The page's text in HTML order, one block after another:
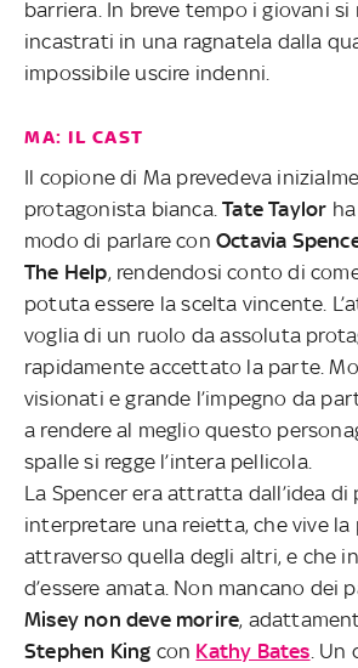
barriera. In breve tempo i giovani
incastrati in una ragnatela dalla
impossibile uscire indenni.
MA: IL CAST
Il copione di Ma prevedeva
protagonista bianca.Tate Taylor
modo di parlare con Octavia
The Help, rendendosi conto di
potuta essere la scelta vincente.
voglia di un ruolo da assoluta
rapidamente accettato la parte.
visionati e grande l’impegno da
a rendere al meglio questo
spalle si regge l’intera pellicola.
La Spencer era attratta dall’idea di
interpretare una reietta, che vive
attraverso quella degli altri, e che
d’essere amata. Non mancano dei
Misey non deve morire,
Stephen King con Kathy Bates .